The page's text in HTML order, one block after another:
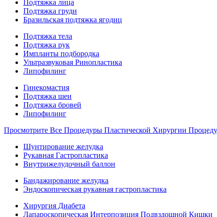
Подтяжка лица
Подтяжка груди
Бразильская подтяжка ягодиц
Подтяжка тела
Подтяжка рук
Импланты подбородка
Ультразвуковая Ринопластика
Липофилинг
Гинекомастия
Подтяжка шеи
Подтяжка бровей
Липофилинг
Просмотрите Все Процедуры Пластической Хирургии
Шунтирование желудка
Рукавная Гастропластика
Внутрижелудочный баллон
Бандажирование желудка
Эндоскопическая рукавная гастропластика
Хирургия Диабета
Лапароскопическая Интерпозиция Подвздошной Кишки